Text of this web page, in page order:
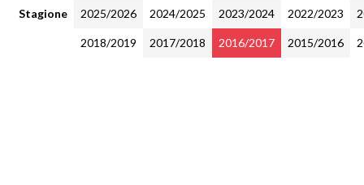
Stagione 2025/2026 2024/2025 2023/2024 2022/2023
2018/2019 2017/2018 2016/2017 2015/2016